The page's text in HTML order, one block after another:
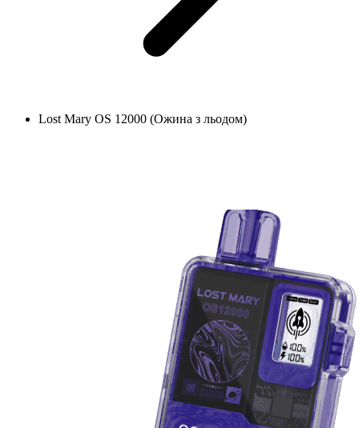
Lost Mary OS 12000 (Ожина з льодом)